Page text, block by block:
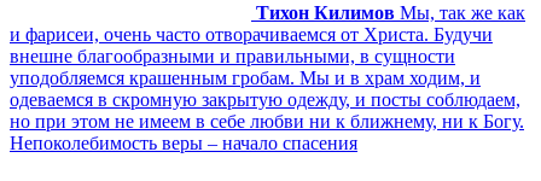
Тихон Килимов Мы, так же как
и фарисеи, очень часто отворачиваемся от Христа. Будучи
внешне благообразными и правильными, в сущности
уподобляемся крашенным гробам. Мы и в храм ходим, и
одеваемся в скромную закрытую одежду, и посты соблюдаем,
но при этом не имеем в себе любви ни к ближнему, ни к Богу.
Непоколебимость веры – начало спасения